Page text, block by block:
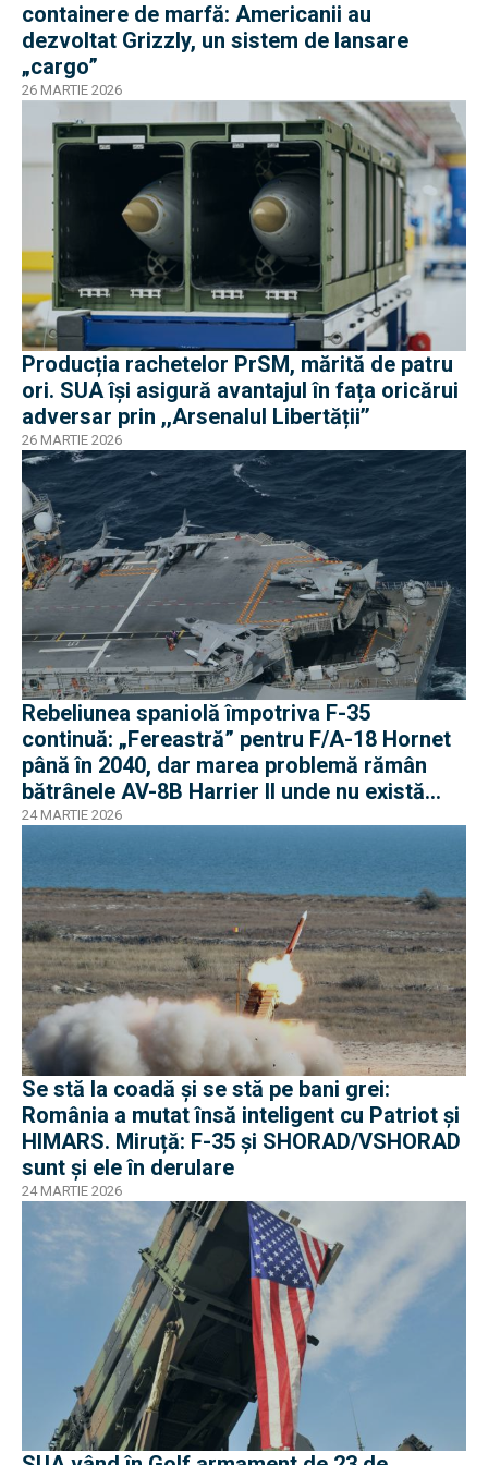
containere de marfă: Americanii au
dezvoltat Grizzly, un sistem de lansare
„cargo”
26 MARTIE 2026
Producția rachetelor PrSM, mărită de patru
ori. SUA își asigură avantajul în fața oricărui
adversar prin ,,Arsenalul Libertății’’
26 MARTIE 2026
Rebeliunea spaniolă împotriva F-35
continuă: „Fereastră” pentru F/A-18 Hornet
până în 2040, dar marea problemă rămân
bătrânele AV-8B Harrier II unde nu există
soluții
24 MARTIE 2026
Se stă la coadă și se stă pe bani grei:
România a mutat însă inteligent cu Patriot și
HIMARS. Miruță: F-35 și SHORAD/VSHORAD
sunt și ele în derulare
24 MARTIE 2026